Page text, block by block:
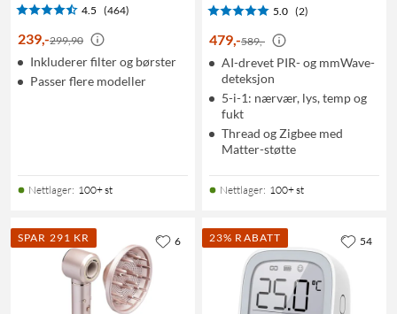
4.5 (464)
239,-299,90
Inkluderer filter og børster
Passer flere modeller
Nettlager: 100+ st
5.0 (2)
479,-589,-
AI-drevet PIR- og mmWave-
deteksjon
5-i-1: nærvær, lys, temp og
fukt
Thread og Zigbee med
Matter-støtte
Nettlager: 100+ st
SPAR 291 KR 6 23% RABATT 54